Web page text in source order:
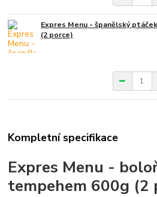
Expres Menu - španělský
(2 porce)
Kompletní specifikace
Expres Menu -
tempehem 600g (2